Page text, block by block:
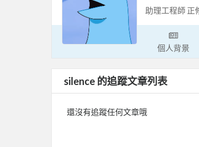
助理工程師 正
個人背景
silence 的追蹤文章列表
還沒有追蹤任何文章哦